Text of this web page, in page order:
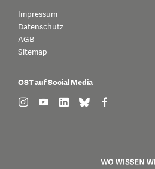
Impressum
Datenschutz
AGB
Sitemap
OST auf Social Media
find us on: instagram
find us on: youtube
find us on: linkedin
find us on:find us on: